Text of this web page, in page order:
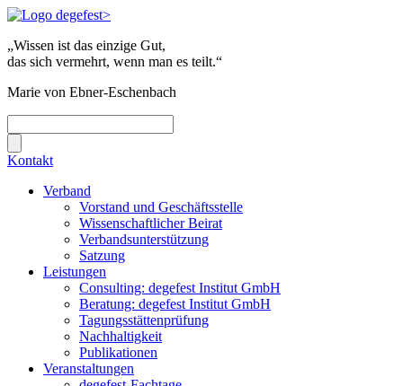
„Wissen ist das einzige Gut,
das sich vermehrt, wenn man es teilt.“
Marie von Ebner-Eschenbach
Kontakt
Verband
Vorstand und Geschäftsstelle
Wissenschaftlicher Beirat
Verbandsunterstützung
Satzung
Leistungen
Consulting: degefest Institut GmbH
Beratung: degefest Institut GmbH
Tagungsstättenprüfung
Nachhaltigkeit
Publikationen
Veranstaltungen